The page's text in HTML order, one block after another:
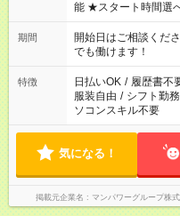
能 ★スタート時間選
20:00 など 残業なし！ ※Wワークの場合、他のお仕事と合
週40時間超の就業は
間以上勤務は社会保
（日雇い派遣の原則
案内が難しい場合が
期間
開始日はご相談く
でも働けます！
特徴 日払いOK / 履歴書不
服装自由 / シフト勤務
ソコンスキル不要
気になる！
掲載元企業名 マンパワーグループ株